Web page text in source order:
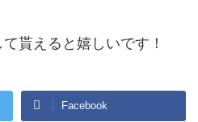
貰えると嬉しいです！
Facebook